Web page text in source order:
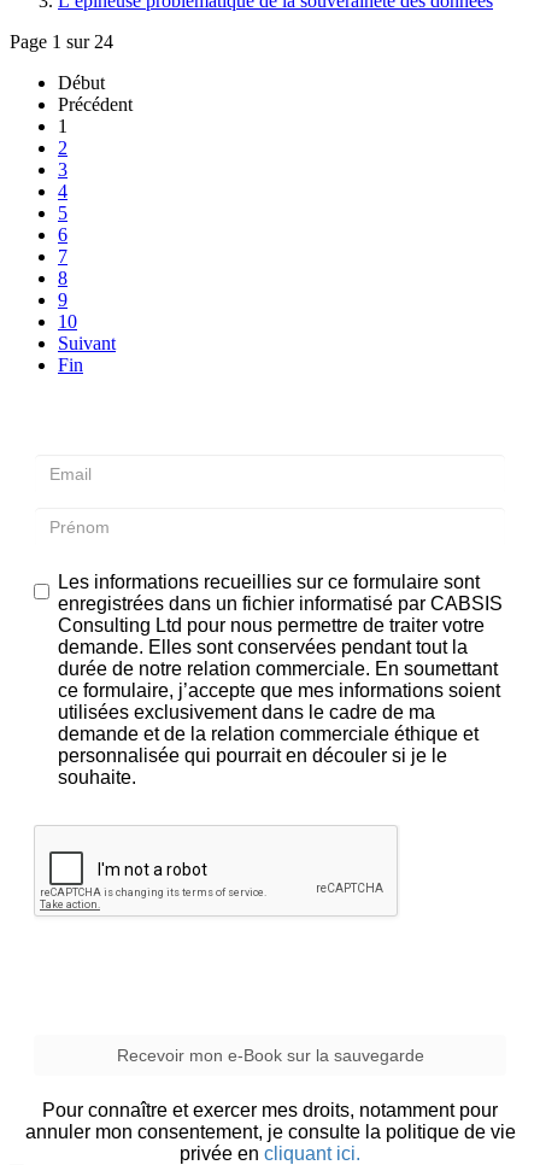
Page 1 sur 24
Début
Précédent
1
2
3
4
5
6
7
8
9
10
Suivant
Fin
Les informations recueillies sur ce formulaire sont
enregistrées dans un fichier informatisé par CABSIS
Consulting Ltd pour nous permettre de traiter votre
demande. Elles sont conservées pendant tout la
durée de notre relation commerciale. En soumettant
ce formulaire, j’accepte que mes informations soient
utilisées exclusivement dans le cadre de ma
demande et de la relation commerciale éthique et
personnalisée qui pourrait en découler si je le
souhaite.
Recevoir mon e-Book sur la sauvegarde
Pour connaître et exercer mes droits, notamment pour
annuler mon consentement, je consulte la politique de vie
privée en cliquant ici.